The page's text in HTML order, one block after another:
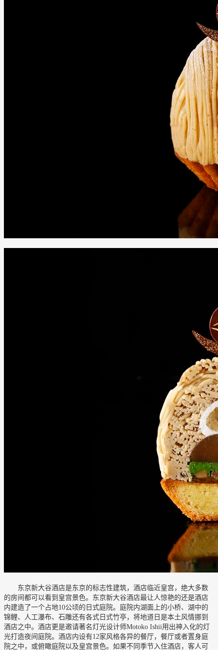
东京新大谷酒店是东京的标志性建筑，酒店临近皇宫，绝大多数
的房间都可以看到皇宫景色。东京新大谷酒店最让人惊艳的还是酒店
内建造了一个占地10公顷的日式庭院。庭院内湖面上的小桥、湖中的
锦鲤、人工瀑布、石雕还有各式日式竹亭，将地道日是本土风情挪到
酒店之中。酒店更是邀请著名灯光设计师Motoko Ishii用出神入化的灯
光打造夜间庭院。酒店内设有12家风格各异的餐厅，餐厅或者置身庭
院之中，或俯瞰庭院以及皇宫景色。如果不同季节入住酒店，客人可